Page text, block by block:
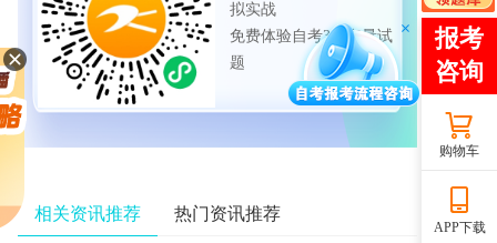
拟实战
免费体验自考365海量试
题
相关资讯推荐 热门资讯推荐
购物车
APP下载